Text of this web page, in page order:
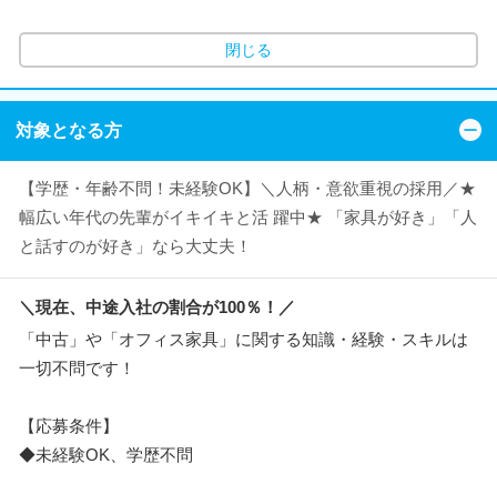
閉じる
対象となる方
【学歴・年齢不問！未経験OK】＼人柄・意欲重視の採用／★
幅広い年代の先輩がイキイキと活 躍中★ 「家具が好き」「人
と話すのが好き」なら大丈夫！
＼現在、中途入社の割合が100％！／
「中古」や「オフィス家具」に関する知識・経験・スキルは
一切不問です！
【応募条件】
◆未経験OK、学歴不問